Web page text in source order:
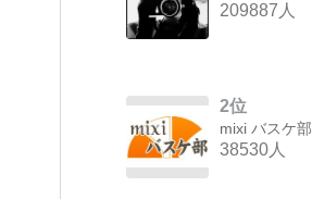
209887人
2位
mixi バスケ部
38530人